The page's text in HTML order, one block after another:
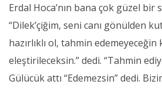
Erdal Hoca’nın bana çok güzel bir
“Dilek’çiğim, seni canı gönülden
hazırlıklı ol, tahmin edemeyeceğin
eleştirileceksin.” dedi. “Tahmin
Gülücük attı “Edemezsin” dedi.